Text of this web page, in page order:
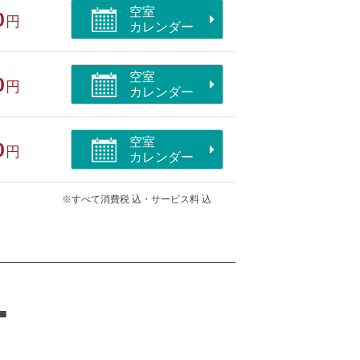
機付トイレ/シャワーブース/海が見え
円
空室
カレンダー
円
空室
カレンダー
円
空室
カレンダー
※すべて消費税 込・サービス料 込